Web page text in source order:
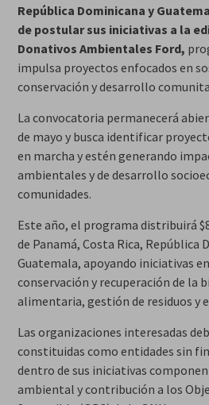
República Dominicana y
de postular sus iniciativas a la
Donativos Ambientales Ford,
impulsa proyectos enfocados en
conservación y desarrollo
La convocatoria permanecerá
de mayo y busca identificar
en marcha y estén generando
ambientales y de desarrollo
comunidades.
Este año, el programa distribuirá
de Panamá, Costa Rica, República
Guatemala, apoyando iniciativas
conservación y recuperación de la
alimentaria, gestión de residuos y
Las organizaciones interesadas
constituidas como entidades sin
dentro de sus iniciativas
ambiental y contribución a los